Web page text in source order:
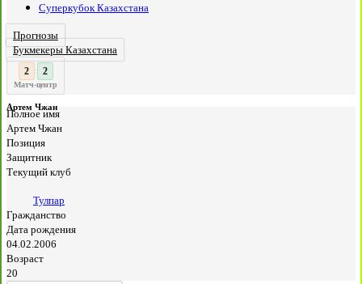
Суперкубок Казахстана
Прогнозы
Букмекеры Казахстана
: 2
Матч-центр
Артем Чжан
Полное имя
Артем Чжан
Позиция
Защитник
Текущий клуб
Тулпар
Гражданство
Дата рождения
04.02.2006
Возраст
20